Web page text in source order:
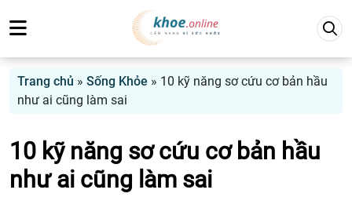
Trang chủ » Sống Khỏe » 10 kỹ năng sơ cứu cơ bản hầu
như ai cũng làm sai
10 kỹ năng sơ cứu cơ bản hầu
như ai cũng làm sai